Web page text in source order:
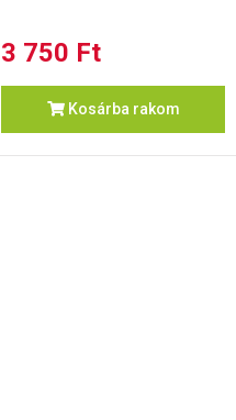
3 750 Ft
Kosárba rakom